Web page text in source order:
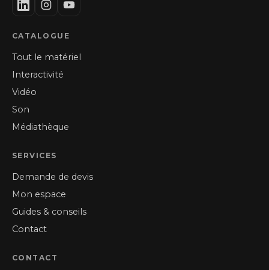
CATALOGUE
Tout le matériel
Interactivité
Vidéo
Son
Médiathèque
SERVICES
Demande de devis
Mon espace
Guides & conseils
Contact
CONTACT